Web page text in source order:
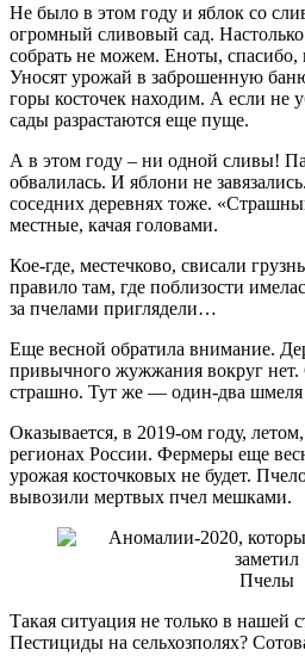
Не было в этом году и яблок со
огромный сливовый сад.
собрать не можем. Еноты, спасибо,
Уносят урожай в заброшенную
горы косточек находим. А если не
сады разрастаются еще пуще.
А в этом году – ни одной сливы!
обвалилась. И яблони не
соседних деревнях тоже.
местные, качая головами.
Кое-где, местечково, свисали
правило там, где поблизости
за пчелами приглядели…
Еще весной обратила внимание.
привычного жужжания вокруг
страшно. Тут же — один-два шмеля
Оказывается, в 2019-ом году,
регионах России. Фермеры еще
урожая косточковых не будет.
вывозили мертвых пчел мешками.
Пчелы
Такая ситуация не только в нашей
Пестициды на сельхозполях?